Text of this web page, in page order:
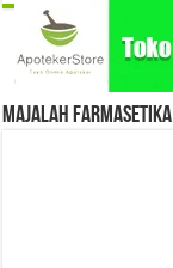
Majalah Farmasetika